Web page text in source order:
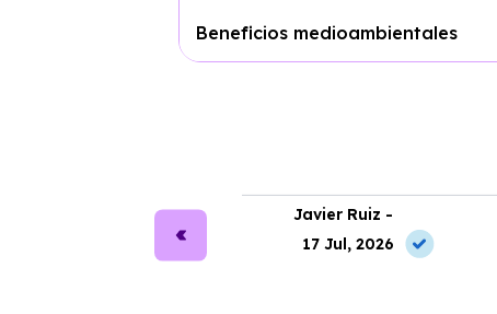
Beneficios medioambientales
Javier Ruiz -
17 Jul, 2026